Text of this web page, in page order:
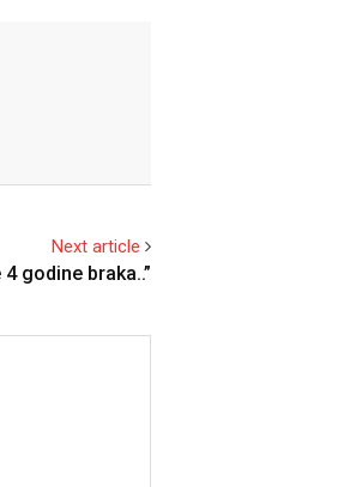
Next article
godine braka..”